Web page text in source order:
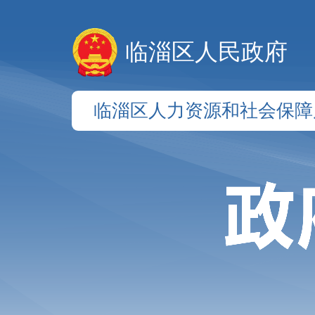
临淄区人民政府
临淄区人力资源和社会保